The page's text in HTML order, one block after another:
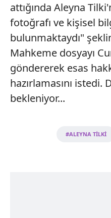
attığında Aleyna
fotoğrafı ve kişisel
bulunmaktaydı"
Mahkeme dosyayı
göndererek esas
hazırlamasını istedi.
bekleniyor...
#ALEYNA TİLKİ